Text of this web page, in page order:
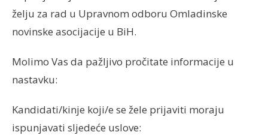
želju za rad u Upravnom odboru Omladinske
novinske asocijacije u BiH.
Molimo Vas da pažljivo pročitate informacije u
nastavku:
Kandidati/kinje koji/e se žele prijaviti moraju
ispunjavati sljedeće uslove: